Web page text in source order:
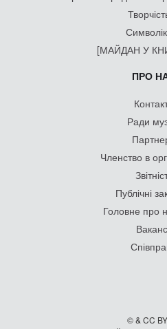
[МАЙДАН У
ПРО
Ради
Членство в
Публічні
Головне про
© & CC